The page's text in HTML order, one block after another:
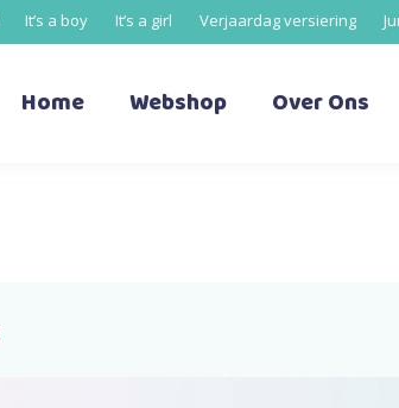
It’s a boy It’s a girl Verjaardag versiering
Home Webshop Over Ons